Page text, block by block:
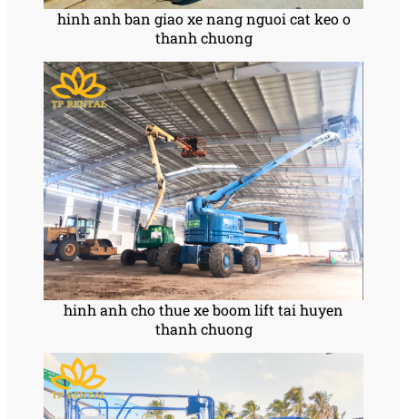
hinh anh ban giao xe nang nguoi cat keo o
thanh chuong
hinh anh cho thue xe boom lift tai huyen
thanh chuong